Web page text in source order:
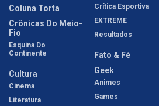
Coluna Torta
Crônicas Do Meio-
Fio
Esquina Do
Continente
Cultura
Cinema
Literatura
Crítica Esportiva
EXTREME
Resultados
Fato & Fé
Geek
Animes
Games